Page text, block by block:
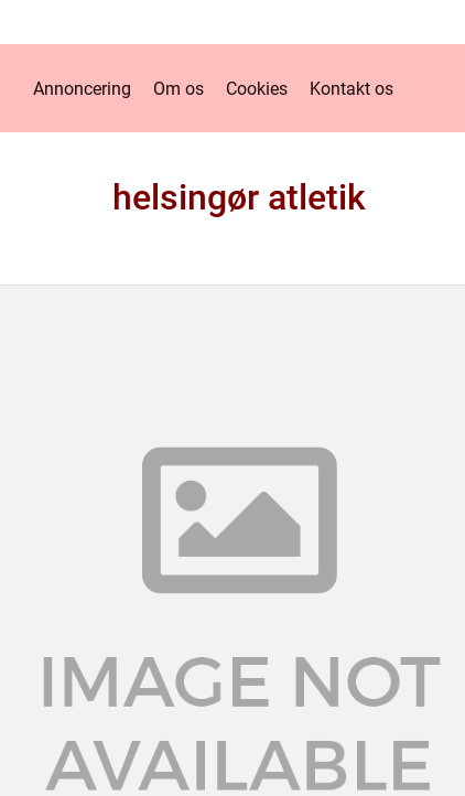
Annoncering Om os Cookies Kontakt os
helsingør atletik